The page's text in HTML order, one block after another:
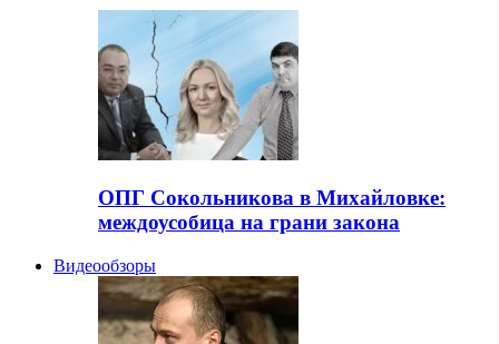
ОПГ Сокольникова в Михайловке:
междоусобица на грани закона
Видеообзоры